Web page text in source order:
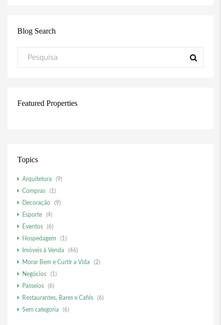
Blog Search
Featured Properties
Topics
Arquitetura
(9)
Compras
(1)
Decoração
(9)
Esporte
(4)
Eventos
(6)
Hospedagem
(1)
Imóveis à Venda
(46)
Morar Bem e Curtir a Vida
(2)
Negócios
(1)
Passeios
(6)
Restaurantes, Bares e Cafés
(6)
Sem categoria
(6)